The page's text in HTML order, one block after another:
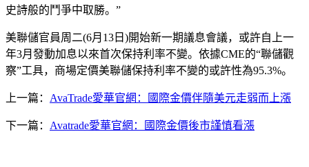
史詩般的鬥爭中取勝。”
美聯儲官員周二(6月13日)開始新一期議息會議，或許自上一
年3月發動加息以來首次保持利率不變。依據CME的“聯儲觀
察”工具，商場定價美聯儲保持利率不變的或許性為95.3%。
上一篇： AvaTrade愛華官網：國際金價伴隨美元走弱而上漲
下一篇： Avatrade愛華官網：國際金價後市謹慎看漲